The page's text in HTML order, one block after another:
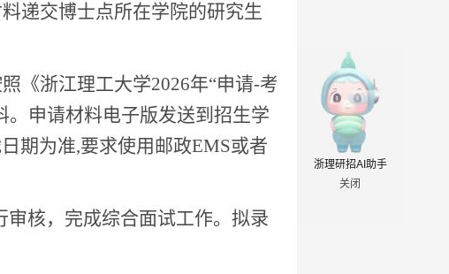
浙理研招AI助手
关闭
递交博士点所在学院的研究生
照《浙江理工大学2026年“申请-考
。申请材料电子版发送到招生学
期为准,要求使用邮政EMS或者
审核，完成综合面试工作。拟录